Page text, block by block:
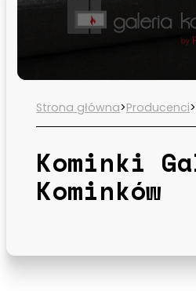
Strona główna>Producenci>
Kominki
Kominków